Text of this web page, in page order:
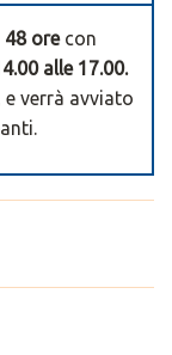
48 orecon
alle 17.00.
verrà avviato